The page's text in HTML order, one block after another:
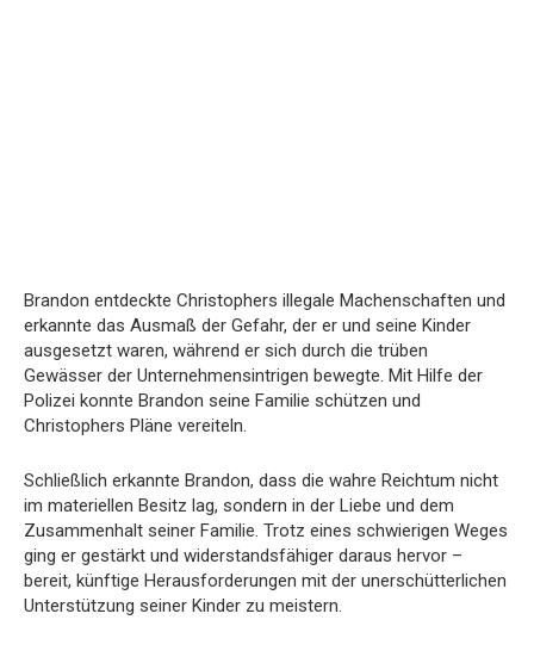
Brandon entdeckte Christophers illegale Machenschaften und
erkannte das Ausmaß der Gefahr, der er und seine Kinder
ausgesetzt waren, während er sich durch die trüben
Gewässer der Unternehmensintrigen bewegte. Mit Hilfe der
Polizei konnte Brandon seine Familie schützen und
Christophers Pläne vereiteln.
Schließlich erkannte Brandon, dass die wahre Reichtum nicht
im materiellen Besitz lag, sondern in der Liebe und dem
Zusammenhalt seiner Familie. Trotz eines schwierigen Weges
ging er gestärkt und widerstandsfähiger daraus hervor –
bereit, künftige Herausforderungen mit der unerschütterlichen
Unterstützung seiner Kinder zu meistern.